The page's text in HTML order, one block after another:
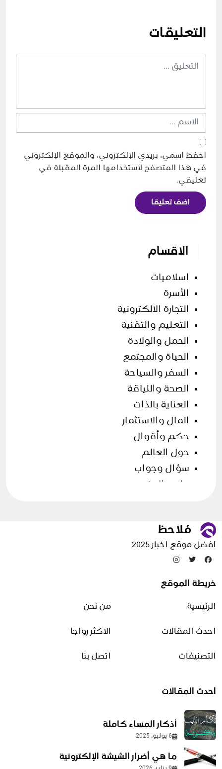
التعليقات
احفظ اسمي، بريدي الإلكتروني، والموقع الإلكتروني
في هذا المتصفح لاستخدامها المرة المقبلة في
تعليقي.
اضف تعليقا
الاقسام
اسلاميات
الأسرة
التجارة الالكترونية
التعليم والتقنية
الحمل والولادة
الحياة والمجتمع
السفر والسياحة
الصحة واللياقة
العناية بالذات
المال والاستثمار
حكم وأقوال
حول العالم
سؤال وجواب
علوم الارض
مقالات منوعة
تدوينات عشوائية
طريقة عمل حساب للآيباد
30 سبتمبر، 2025
افضل موقع اخبار 2025
خريطة الموقع
الرئيسية من نحن
احدث المقالات الاكثر رواجا
التصنيفات اتصل بنا
احدث المقالات
أذكار المساء كاملة
6 يوليو، 2025
ما هي أضرار الشيشة الإلكترونية